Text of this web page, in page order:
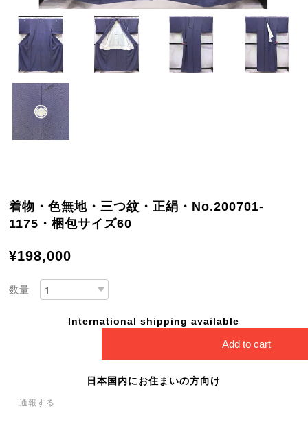
着物・色無地・三つ紋・正絹・No.200701-
1175・梱包サイズ60
¥198,000
数量
International shipping available
Add to cart
日本国内にお住まいの方向け
通報する